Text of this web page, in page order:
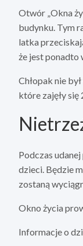
Otwór „Okna
budynku. Tym
latka
że jest ponadto
Chłopak nie
które zajęły
Podczas
dzieci. Będzie
zostaną
Okno życia
Informacje o